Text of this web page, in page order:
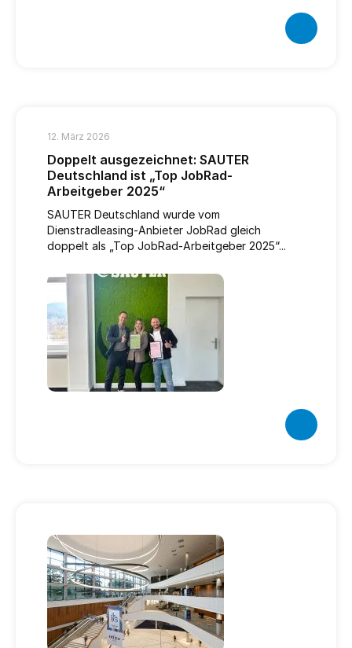
12. März 2026
Doppelt ausgezeichnet: SAUTER
Deutschland ist „Top JobRad-
Arbeitgeber 2025“
SAUTER Deutschland wurde vom
Dienstradleasing-Anbieter JobRad gleich
doppelt als „Top JobRad-Arbeitgeber 2025“...